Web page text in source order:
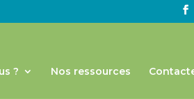
? Nos ressources